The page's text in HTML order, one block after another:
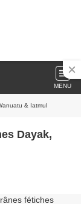
MENU
& Iatmul
Dayak,